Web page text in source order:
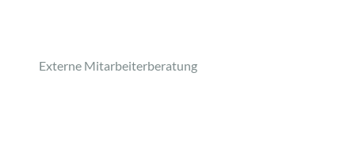
Externe Mitarbeiterberatung